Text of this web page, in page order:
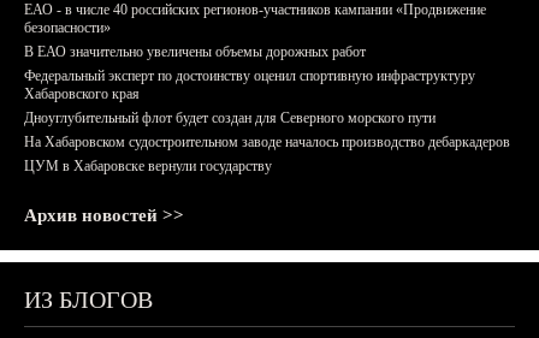
ЕАО - в числе 40 российских регионов-участников кампании «Продвижение
безопасности»
В ЕАО значительно увеличены объемы дорожных работ
Федеральный эксперт по достоинству оценил спортивную инфраструктуру
Хабаровского края
Дноуглубительный флот будет создан для Северного морского пути
На Хабаровском судостроительном заводе началось производство дебаркадеров
ЦУМ в Хабаровске вернули государству
Архив новостей >>
ИЗ БЛОГОВ